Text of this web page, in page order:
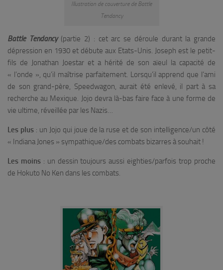
Illustration de couverture de Battle
Tendancy
Battle Tendancy(partie 2) : cet arc se déroule durant la grande
dépression en 1930 et débute aux Etats-Unis. Joseph est le petit-
fils de Jonathan Joestar et a hérité de son aïeul la capacité de
« l’onde », qu’il maîtrise parfaitement. Lorsqu’il apprend que l’ami
de son grand-père, Speedwagon, aurait été enlevé, il part à sa
recherche au Mexique. Jojo devra là-bas faire face à une forme de
vie ultime, réveillée par les Nazis…
Les plus: un Jojo qui joue de la ruse et de son intelligence/un côté
« Indiana Jones » sympathique/des combats bizarres à souhait !
Les moins : un dessin toujours aussi eighties/parfois trop proche
de Hokuto No Ken dans les combats.